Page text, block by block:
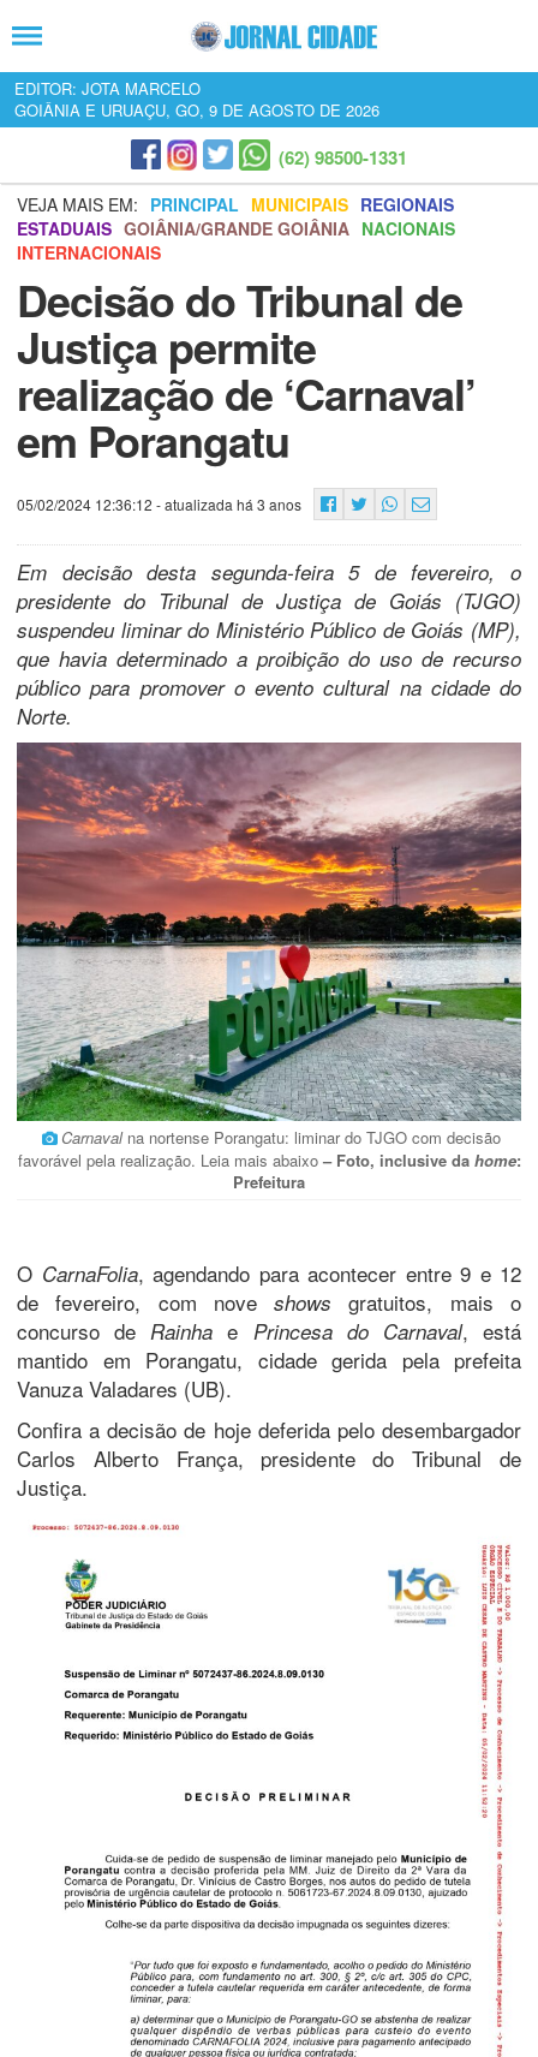
EDITOR: JOTA MARCELO
GOIÂNIA E URUAÇU, GO, 9 DE AGOSTO DE 2026
(62) 98500-1331
VEJA MAIS EM: PRINCIPAL MUNICIPAIS REGIONAIS
ESTADUAIS GOIÂNIA/GRANDE GOIÂNIA NACIONAIS
INTERNACIONAIS
Decisão do Tribunal de
Justiça permite
realização de ‘Carnaval’
em Porangatu
05/02/2024 12:36:12 - atualizada há 3 anos
Em decisão desta segunda-feira 5 de fevereiro, o
presidente do Tribunal de Justiça de Goiás (TJGO)
suspendeu liminar do Ministério Público de Goiás (MP),
que havia determinado a proibição do uso de recurso
público para promover o evento cultural na cidade do
Norte.
Carnavalna nortense Porangatu: liminar do TJGO com decisão
favorável pela realização. Leia mais abaixo – Foto, inclusive da home:
Prefeitura
O CarnaFolia, agendando para acontecer entre 9 e 12
de fevereiro, com noveshows gratuitos, mais o
concurso deRainha e Princesa do Carnaval, está
mantido em Porangatu, cidade gerida pela prefeita
Vanuza Valadares (UB).
Confira a decisão de hoje deferida pelo desembargador
Carlos Alberto França, presidente do Tribunal de
Justiça.